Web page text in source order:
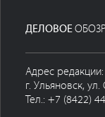
ДЕЛОВОЕ
Адрес редакции:
г. Ульяновск,
Тел.: +7 (8422)